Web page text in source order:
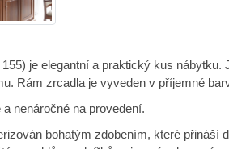
155) je elegantní a praktický kus
Rám zrcadla je vyveden v příjemné
nenáročné na provedení.
bohatým zdobením, které